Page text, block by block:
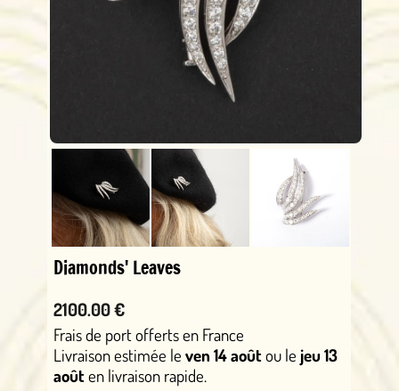
Diamonds' Leaves
2100.00 €
Frais de port offerts en France
Livraison estimée le ven 14 aoûtou le jeu 13
aoûten livraison rapide.